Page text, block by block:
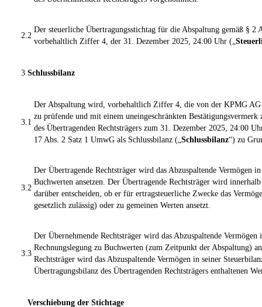
2.2
Der steuerliche Übertragungsstichtag für die Abspaltung gemäß § 2
vorbehaltlich Ziffer 4, der 31. Dezember 2025, 24:00 Uhr („
3 Schlussbilanz
3.1
Der Abspaltung wird, vorbehaltlich Ziffer 4, die von der KPMG AG
zu prüfende und mit einem uneingeschränkten Bestätigungsvermerk
des Übertragenden Rechtsträgers zum 31. Dezember 2025, 24:00
17 Abs. 2 Satz 1 UmwG als Schlussbilanz („ Schlussbilanz“) zu
3.2
Der Übertragende Rechtsträger wird das Abzuspaltende Vermögen
Buchwerten ansetzen. Der Übertragende Rechtsträger wird
darüber entscheiden, ob er für ertragsteuerliche Zwecke das
gesetzlich zulässig) oder zu gemeinen Werten ansetzt.
3.3
Der Übernehmende Rechtsträger wird das Abzuspaltende Vermögen
Rechnungslegung zu Buchwerten (zum Zeitpunkt der Abspaltung)
Rechtsträger wird das Abzuspaltende Vermögen in seiner
Übertragungsbilanz des Übertragenden Rechtsträgers enthaltenen
Verschiebung der Stichtage